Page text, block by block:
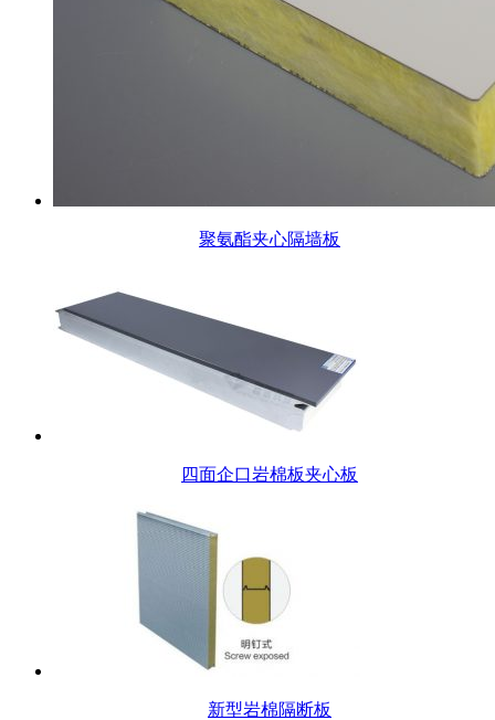
聚氨酯夹心隔墙板
四面企口岩棉板夹心板
新型岩棉隔断板